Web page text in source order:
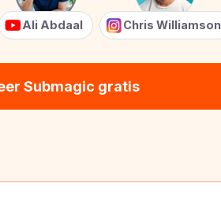
Ali Abdaal Chris Williamson
Submagic gratis